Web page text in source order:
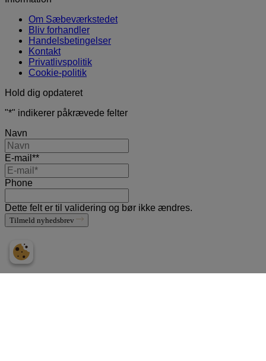
Om Sæbeværkstedet
Bliv forhandler
Handelsbetingelser
Kontakt
Privatlivspolitik
Cookie-politik
Hold dig opdateret
"*" indikerer påkrævede felter
Navn
E-mail**
Phone
Dette felt er til validering og bør ikke ændres.
Tilmeld nyhedsbrev